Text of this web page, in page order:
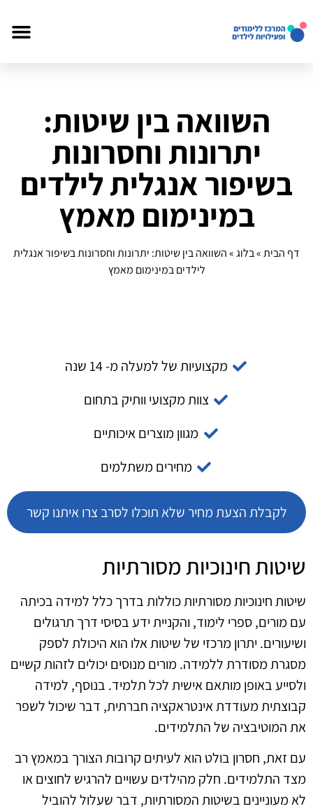
השוואה בין שיטות:
יתרונות וחסרונות
בשיפור אנגלית לילדים
במינימום מאמץ
דף הבית»בלוג»השוואה בין שיטות: יתרונות וחסרונות בשיפור אנגלית
לילדים במינימום מאמץ
מקצועיות של למעלה מ- 14 שנה
צוות מקצועי וותיק בתחום
מגוון מוצרים איכותיים
מחירים משתלמים
לקבלת הצעת מחיר שלא תוכלו לסרב צרו איתנו קשר
שיטות חינוכיות מסורתיות
שיטות חינוכיות מסורתיות כוללות בדרך כלל למידה בכיתה
עם מורים, ספרי לימוד, והקניית ידע בסיסי דרך תרגולים
ושיעורים. יתרון מרכזי של שיטות אלו הוא היכולת לספק
מסגרת מסודרת ללמידה. מורים מנוסים יכולים לזהות קשיים
ולסייע באופן מותאם אישית לכל תלמיד. בנוסף, למידה
קבוצתית מעודדת אינטראקציה חברתית, דבר שיכול לשפר
את המוטיבציה של התלמידים.
עם זאת, חסרון בולט הוא לעיתים קרובות הצורך במאמץ רב
מצד התלמידים. חלק מהילדים עשויים להרגיש לחוצים או
לא מעוניינים בשיטות המסורתיות, דבר שעלול להוביל